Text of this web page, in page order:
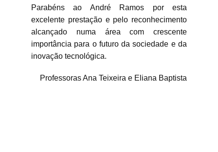
Parabéns ao André Ramos por esta
excelente prestação e pelo reconhecimento
alcançado numa área com crescente
importância para o futuro da sociedade e da
inovação tecnológica.
Professoras Ana Teixeira e Eliana Baptista